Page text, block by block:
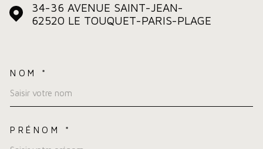
34-36 AVENUE SAINT-JEAN-
62520
LE TOUQUET-PARIS-PLAGE
NOM *
PRÉNOM *